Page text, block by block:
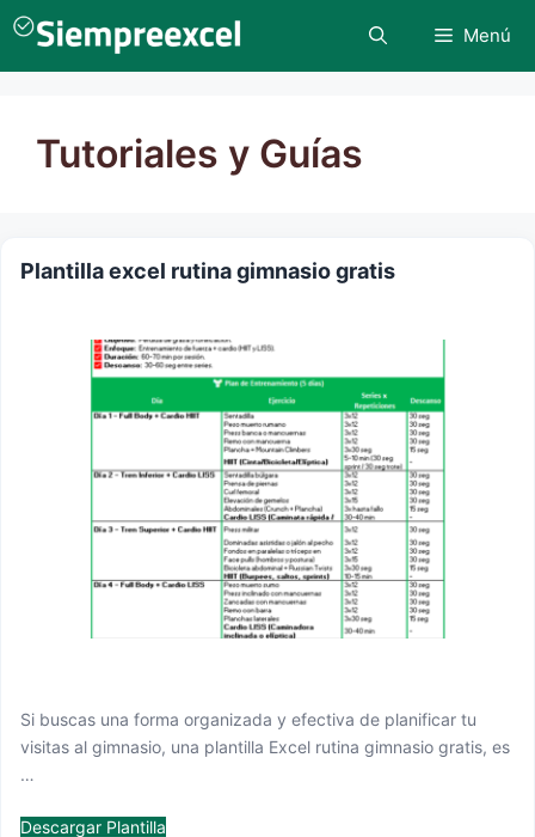
Saltar
contenido
Menú
Tutoriales y Guías
Plantilla excel rutina gimnasio gratis
Si buscas una forma organizada y efectiva de planificar tu
visitas al gimnasio, una plantilla Excel rutina gimnasio gratis, es
…
Descargar Plantilla